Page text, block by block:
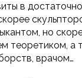
в
но
теоретиком, а
врачом…